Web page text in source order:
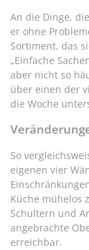
An die Dinge,
er ohne
Sortiment, das
„Einfache
aber nicht so
über einen der
die Woche
So
eigenen vier
Küche mühelos
Schultern und
angebrachte
erreichbar.